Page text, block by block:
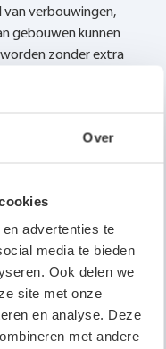
Over
advertenties te
media te bieden
Ook delen we
site met onze
en analyse. Deze
met andere
van verbouwingen,
gebouwen kunnen
zonder extra
met andere
gevoede
aanwezigheid
Het systeem
kunnen
de Thorlux